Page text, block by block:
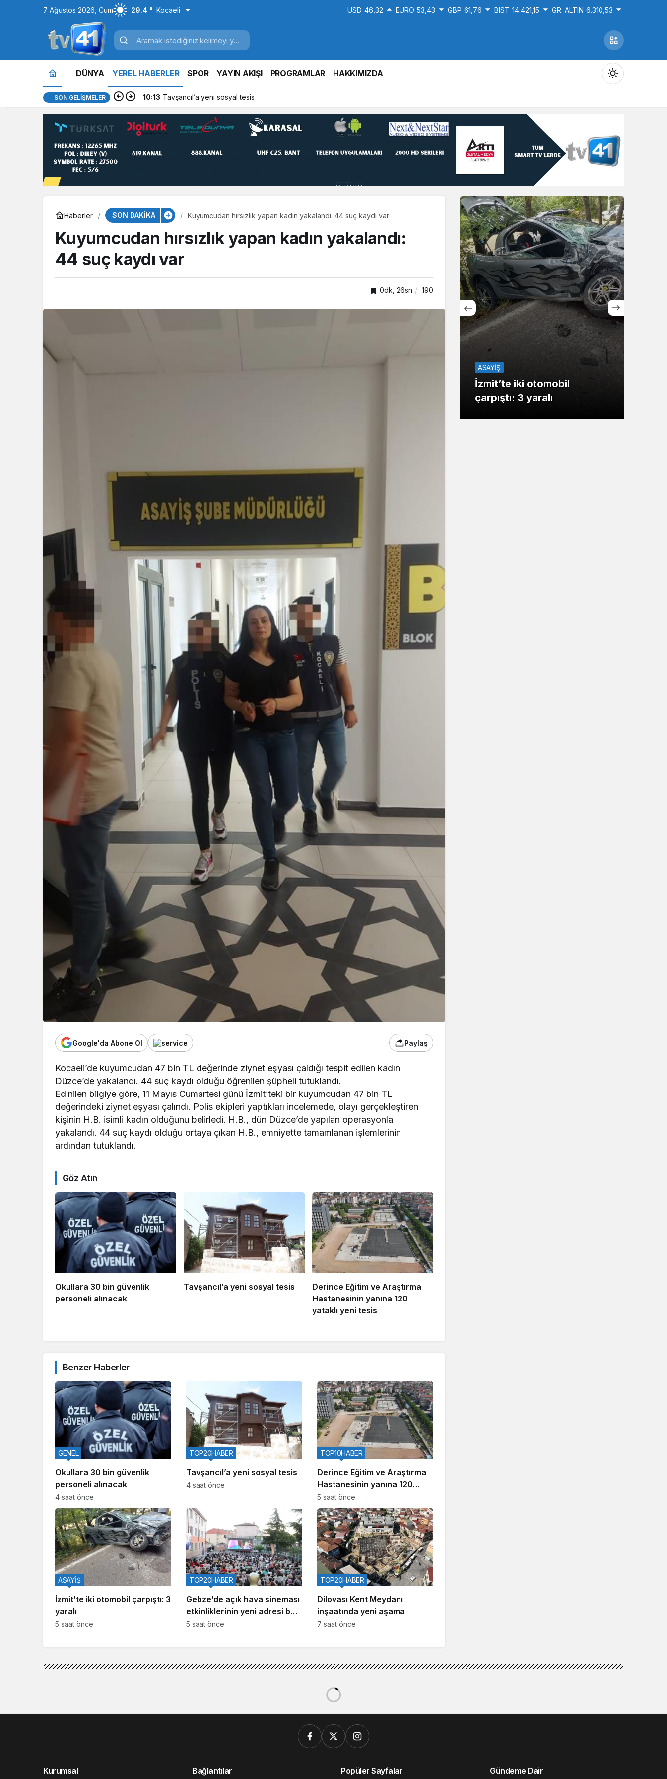
7 Ağustos 2026, Cum 29.4 ° Kocaeli USD 46,32 EURO 53,43 GBP 61,76 BIST 14.421,15 GR. ALTIN 6.310,53
DÜNYA YEREL HABERLER SPOR YAYIN AKIŞI PROGRAMLAR HAKKIMIZDA
Gündüz Modu
Gündüz modunu seçin.
Gece modunu seçin.
Sistem Modu
Sistem modunu seçin.
SON GELIŞMELER 10:13 Tavşancıl’a yeni sosyal tesis
Haberler SON DAKİKA Kuyumcudan hırsızlık yapan kadın yakalandı: 44 suç kaydı var
Kuyumcudan hırsızlık yapan kadın yakalandı:
44 suç kaydı var
0dk, 26sn 190
Google'da Abone Ol Paylaş
Kocaeli’de kuyumcudan 47 bin TL değerinde ziynet eşyası çaldığı tespit edilen kadın
Düzce’de yakalandı. 44 suç kaydı olduğu öğrenilen şüpheli tutuklandı.
Edinilen bilgiye göre, 11 Mayıs Cumartesi günü İzmit’teki bir kuyumcudan 47 bin TL
değerindeki ziynet eşyası çalındı. Polis ekipleri yaptıkları incelemede, olayı gerçekleştiren
kişinin H.B. isimli kadın olduğunu belirledi. H.B., dün Düzce’de yapılan operasyonla
yakalandı. 44 suç kaydı olduğu ortaya çıkan H.B., emniyette tamamlanan işlemlerinin
ardından tutuklandı.
Göz Atın
Okullara 30 bin güvenlik
personeli alınacak
Tavşancıl’a yeni sosyal tesis
Derince Eğitim ve Araştırma
Hastanesinin yanına 120
yataklı yeni tesis
Benzer Haberler
Okullara 30 bin güvenlik
personeli alınacak
GENEL
4 saat önce
Tavşancıl’a yeni sosyal tesis
TOP20HABER
4 saat önce
Derince Eğitim ve Araştırma
Hastanesinin yanına 120
yataklı yeni tesis
TOP10HABER
5 saat önce
İzmit’te iki otomobil çarpıştı: 3
yaralı
ASAYİŞ
5 saat önce
Gebze’de açık hava sineması
etkinliklerinin yeni adresi belli
oldu
TOP20HABER
5 saat önce
Dilovası Kent Meydanı
inşaatında yeni aşama
TOP20HABER
7 saat önce
Gebze’de açık hava
sineması etkinliklerinin yeni
adresi belli oldu
Kurumsal Bağlantılar Popüler Sayfalar Gündeme Dair